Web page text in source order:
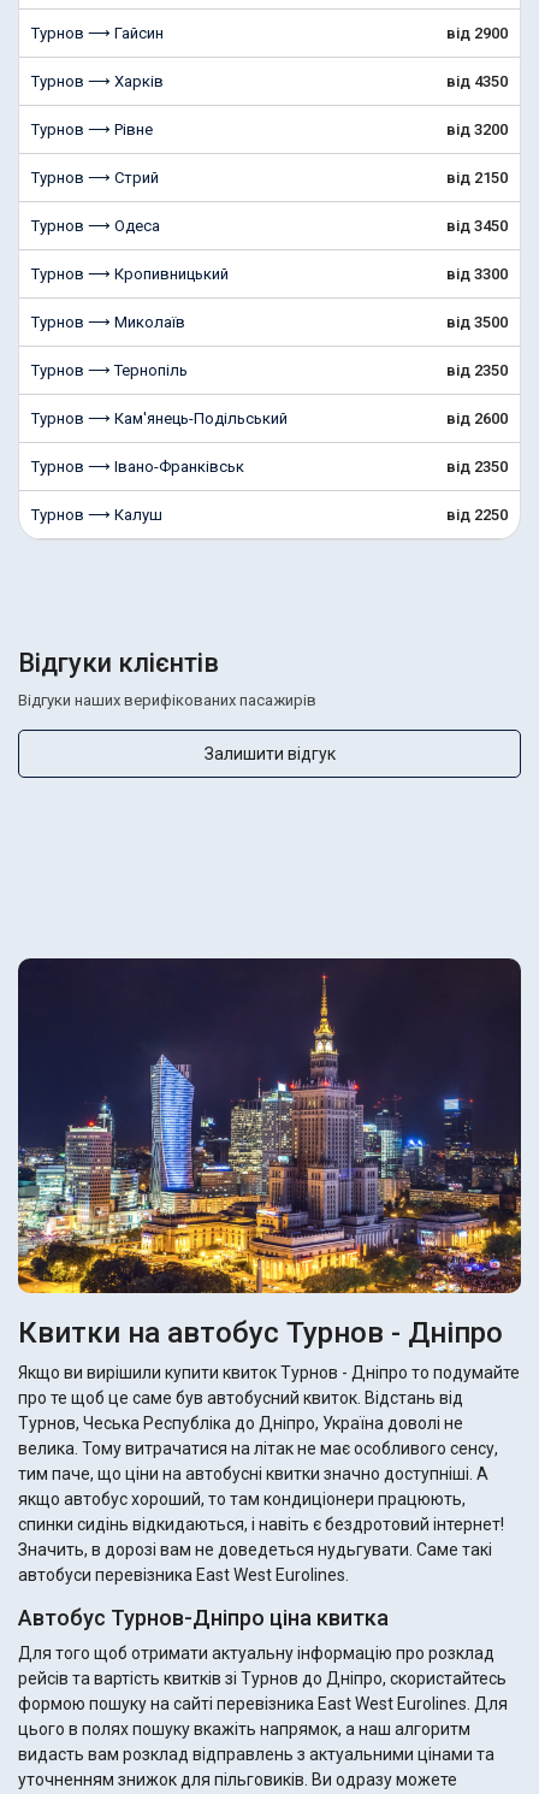
Турнов ⟶ Гайсин від 2900
Турнов ⟶ Харків від 4350
Турнов ⟶ Рівне від 3200
Турнов ⟶ Стрий від 2150
Турнов ⟶ Одеса від 3450
Турнов ⟶ Кропивницький від 3300
Турнов ⟶ Миколаїв від 3500
Турнов ⟶ Тернопіль від 2350
Турнов ⟶ Кам'янець-Подільський від 2600
Турнов ⟶ Івано-Франківськ від 2350
Турнов ⟶ Калуш від 2250
Відгуки клієнтів
Відгуки наших верифікованих пасажирів
Залишити відгук
Квитки на автобус Турнов - Дніпро
Якщо ви вирішили купити квиток Турнов - Дніпро то подумайте
про те щоб це саме був автобусний квиток. Відстань від
Турнов, Чеська Республіка до Дніпро, Україна доволі не
велика. Тому витрачатися на літак не має особливого сенсу,
тим паче, що ціни на автобусні квитки значно доступніші. А
якщо автобус хороший, то там кондиціонери працюють,
спинки сидінь відкидаються, і навіть є бездротовий інтернет!
Значить, в дорозі вам не доведеться нудьгувати. Саме такі
автобуси перевізника East West Eurolines.
Автобус Турнов-Дніпро ціна квитка
Для того щоб отримати актуальну інформацію про розклад
рейсів та вартість квитків зі Турнов до Дніпро, скористайтесь
формою пошуку на сайті перевізника East West Eurolines. Для
цього в полях пошуку вкажіть напрямок, а наш алгоритм
видасть вам розклад відправлень з актуальними цінами та
уточненням знижок для пільговиків. Ви одразу можете